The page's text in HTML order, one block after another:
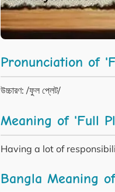
Pronunciation of
উচ্চারণ: /ফুল প্লেট/
Meaning of 'Full
Having a lot of
Bangla Meaning